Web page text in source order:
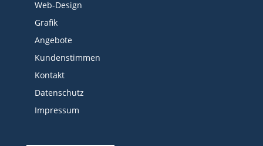
Web-Design
Grafik
Angebote
Kundenstimmen
Kontakt
Datenschutz
Impressum